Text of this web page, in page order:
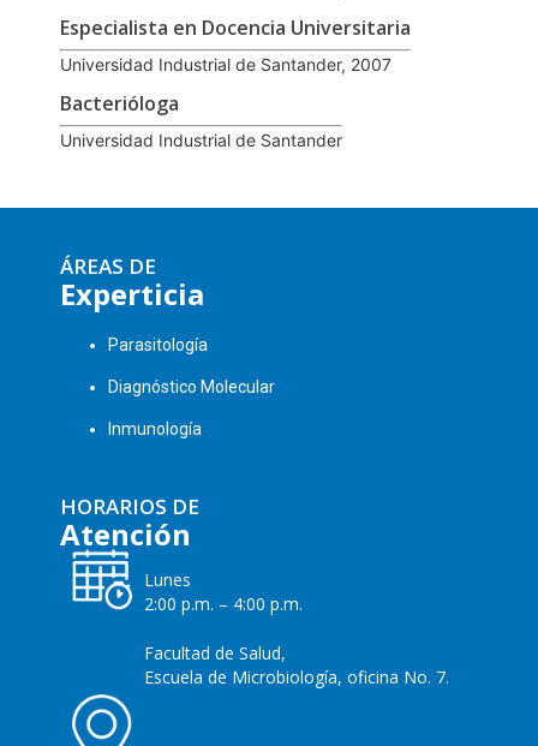
Especialista en Docencia Universitaria
Universidad Industrial de Santander, 2007
Bacterióloga
Universidad Industrial de Santander
ÁREAS DE
Experticia
Parasitología
Diagnóstico Molecular
Inmunología
HORARIOS DE
Atención
Lunes
2:00 p.m. – 4:00 p.m.
Facultad de Salud,
Escuela de Microbiología, oficina No. 7.